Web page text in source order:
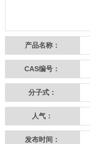
产品名称：
CAS编号：
分子式：
人气：
发布时间：